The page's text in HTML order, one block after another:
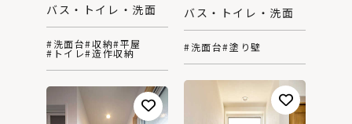
バス・トイレ・洗面
#洗面台#塗り壁
バス・トイレ・洗面
#洗面台#収納#平屋
#トイレ#造作収納